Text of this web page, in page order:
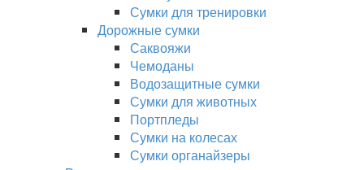
Сумки для тренировки
Дорожные сумки
Саквояжи
Чемоданы
Водозащитные сумки
Сумки для животных
Портпледы
Сумки на колесах
Сумки органайзеры